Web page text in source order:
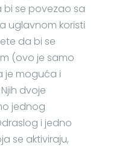
bi se povezao sa
uglavnom koristi
da bi se
(ovo je samo
je moguća i
dvoje
jednog
i jedno
se aktiviraju,